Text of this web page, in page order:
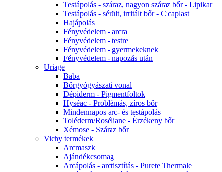
Testápolás - száraz, nagyon száraz bőr - Lipikar
Testápolás - sérült, irritált bőr - Cicaplast
Hajápolás
Fényvédelem - arcra
Fényvédelem - testre
Fényvédelem - gyermekeknek
Fényvédelem - napozás után
Uriage
Baba
Bőrgyógyászati vonal
Dépiderm - Pigmentfoltok
Hyséac - Problémás, zíros bőr
Mindennapos arc- és testápolás
Toléderm/Roséliane - Érzékeny bőr
Xémose - Száraz bőr
Vichy termékek
Arcmaszk
Ajándékcsomag
Arcápolás - arctisztítás - Purete Thermale